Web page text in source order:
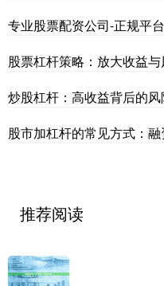
专业股票配资公司-正规平
股票杠杆策略：放大收益
炒股杠杆：高收益背后的
股市加杠杆的常见方式：
推荐阅读